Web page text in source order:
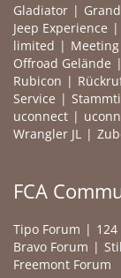
Gladiator
Jeep Experience
limited
Meeting
Offroad Gelände
Rubicon
Service
uconnect
Wrangler JL
FCA
Tipo Forum
Bravo Forum
Freemont Forum